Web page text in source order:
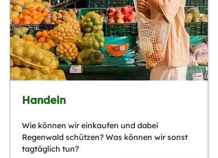
Handeln
Wie können wir einkaufen und dabei
Regenwald schützen? Was können wir sonst
tagtäglich tun?